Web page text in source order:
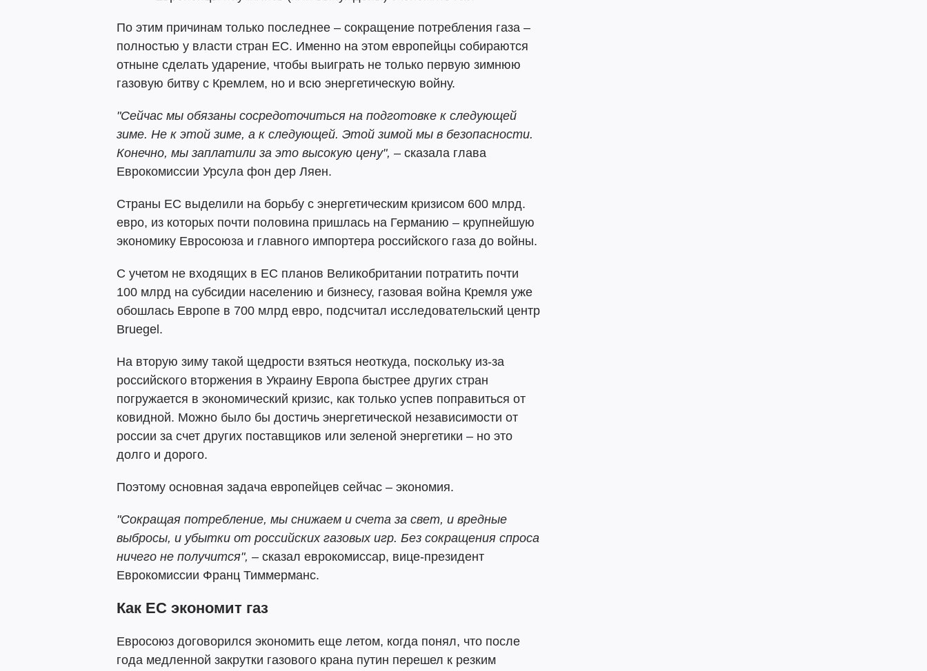
По этим причинам только последнее – сокращение потребления газа –
полностью у власти стран ЕС. Именно на этом европейцы собираются
отныне сделать ударение, чтобы выиграть не только первую зимнюю
газовую битву с Кремлем, но и всю энергетическую войну.
"Сейчас мы обязаны сосредоточиться на подготовке к следующей
зиме. Не к этой зиме, а к следующей. Этой зимой мы в безопасности.
Конечно, мы заплатили за это высокую цену", – сказала глава
Еврокомиссии Урсула фон дер Ляен.
Страны ЕС выделили на борьбу с энергетическим кризисом 600 млрд.
евро, из которых почти половина пришлась на Германию – крупнейшую
экономику Евросоюза и главного импортера российского газа до войны.
С учетом не входящих в ЕС планов Великобритании потратить почти
100 млрд на субсидии населению и бизнесу, газовая война Кремля уже
обошлась Европе в 700 млрд евро, подсчитал исследовательский центр
Bruegel.
На вторую зиму такой щедрости взяться неоткуда, поскольку из-за
российского вторжения в Украину Европа быстрее других стран
погружается в экономический кризис, как только успев поправиться от
ковидной. Можно было бы достичь энергетической независимости от
россии за счет других поставщиков или зеленой энергетики – но это
долго и дорого.
Поэтому основная задача европейцев сейчас – экономия.
"Сокращая потребление, мы снижаем и счета за свет, и вредные
выбросы, и убытки от российских газовых игр. Без сокращения спроса
ничего не получится", – сказал еврокомиссар, вице-президент
Еврокомиссии Франц Тиммерманс.
Как ЕС экономит газ
Евросоюз договорился экономить еще летом, когда понял, что после
года медленной закрутки газового крана путин перешел к резким